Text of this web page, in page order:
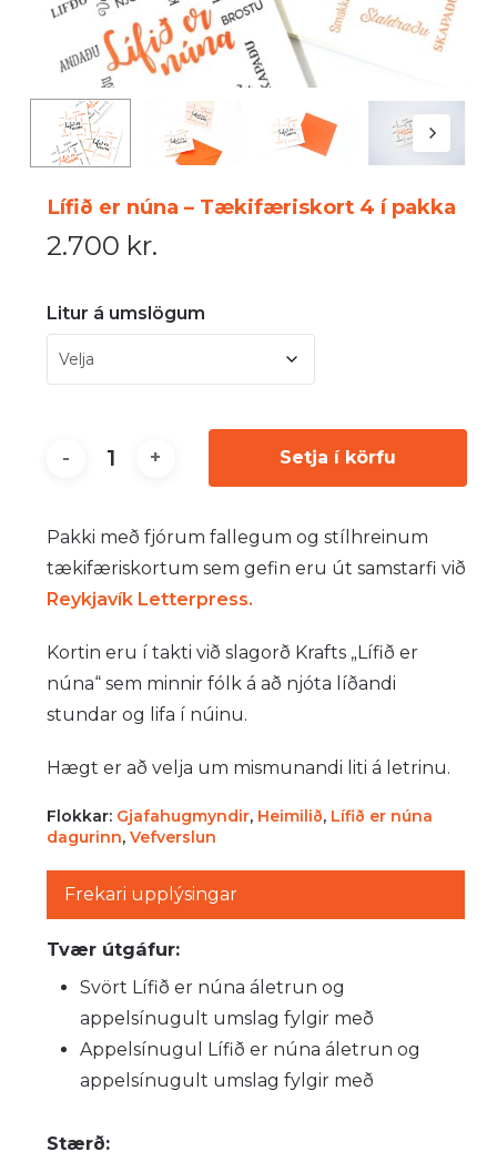
Lífið er núna – Tækifæriskort 4 í pakka
2.700 kr.
Litur á umslögum
Setja í körfu
Pakki með fjórum fallegum og stílhreinum
tækifæriskortum sem gefin eru út samstarfi við
Reykjavík Letterpress.
Kortin eru í takti við slagorð Krafts „Lífið er
núna“ sem minnir fólk á að njóta líðandi
stundar og lifa í núinu.
Hægt er að velja um mismunandi liti á letrinu.
Flokkar: Gjafahugmyndir, Heimilið, Lífið er núna
dagurinn, Vefverslun
Frekari upplýsingar
Tvær útgáfur:
Svört Lífið er núna áletrun og
appelsínugult umslag fylgir með
Appelsínugul Lífið er núna áletrun og
appelsínugult umslag fylgir með
Stærð: